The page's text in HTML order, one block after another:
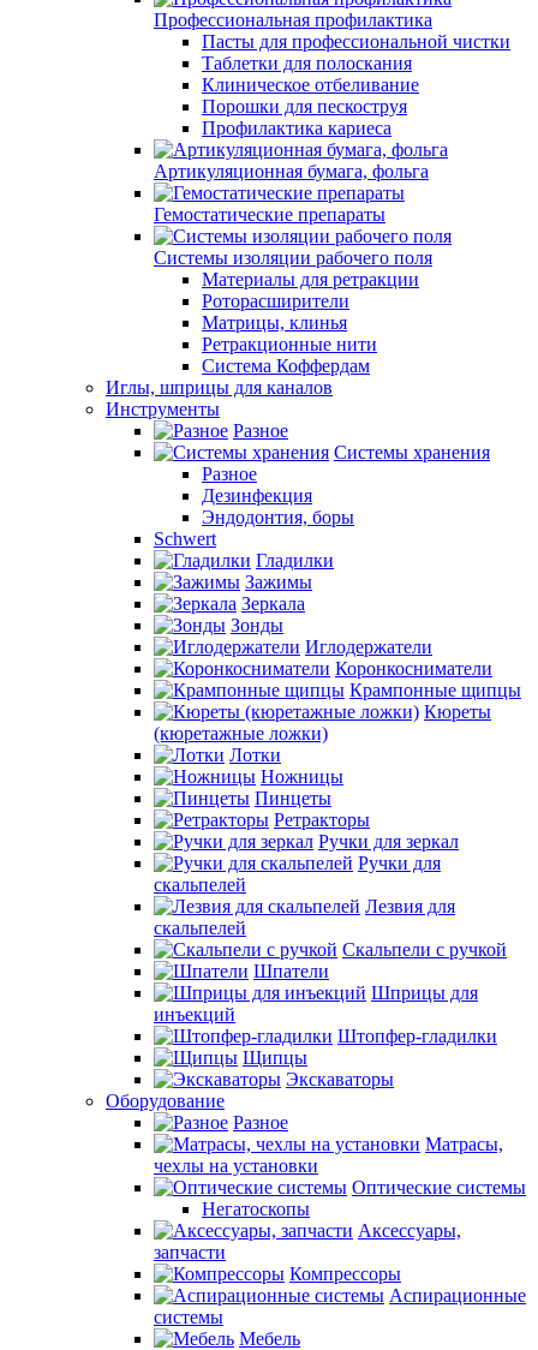
Профессиональная профилактика
Пасты для профессиональной чистки
Таблетки для полоскания
Клиническое отбеливание
Порошки для пескоструя
Профилактика кариеса
Артикуляционная бумага, фольга
Гемостатические препараты
Системы изоляции рабочего поля
Материалы для ретракции
Роторасширители
Матрицы, клинья
Ретракционные нити
Система Коффердам
Иглы, шприцы для каналов
Инструменты
Разное
Системы хранения
Разное
Дезинфекция
Эндодонтия, боры
Schwert
Гладилки
Зажимы
Зеркала
Зонды
Иглодержатели
Коронкосниматели
Крампонные щипцы
Кюреты
(кюретажные ложки)
Лотки
Ножницы
Пинцеты
Ретракторы
Ручки для зеркал
Ручки для
скальпелей
Лезвия для
скальпелей
Скальпели с ручкой
Шпатели
Шприцы для
инъекций
Штопфер-гладилки
Щипцы
Экскаваторы
Оборудование
Разное
Матрасы,
чехлы на установки
Оптические системы
Негатоскопы
Аксессуары,
запчасти
Компрессоры
Аспирационные
системы
Мебель